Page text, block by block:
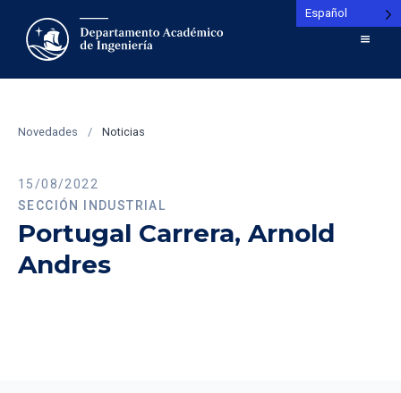
Novedades / Noticias
15/08/2022
SECCIÓN INDUSTRIAL
Portugal Carrera, Arnold
Andres
Español